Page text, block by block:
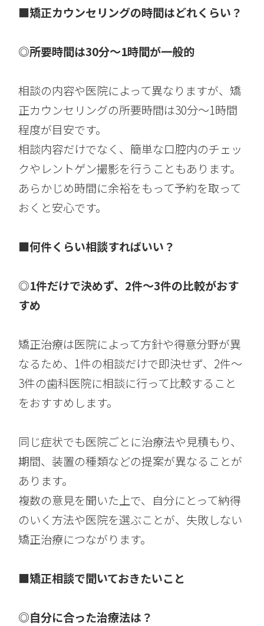
■矯正カウンセリングの時間はどれくらい？
◎所要時間は30分〜1時間が一般的
相談の内容や医院によって異なりますが、矯
正カウンセリングの所要時間は30分〜1時間
程度が目安です。
相談内容だけでなく、簡単な口腔内のチェッ
クやレントゲン撮影を行うこともあります。
あらかじめ時間に余裕をもって予約を取って
おくと安心です。
■何件くらい相談すればいい？
◎1件だけで決めず、2件〜3件の比較がおす
すめ
矯正治療は医院によって方針や得意分野が異
なるため、1件の相談だけで即決せず、2件〜
3件の歯科医院に相談に行って比較すること
をおすすめします。
同じ症状でも医院ごとに治療法や見積もり、
期間、装置の種類などの提案が異なることが
あります。
複数の意見を聞いた上で、自分にとって納得
のいく方法や医院を選ぶことが、失敗しない
矯正治療につながります。
■矯正相談で聞いておきたいこと
◎自分に合った治療法は？